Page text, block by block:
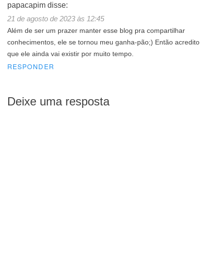
papacapim disse:
21 de agosto de 2023 às 12:45
Além de ser um prazer manter esse blog pra compartilhar
conhecimentos, ele se tornou meu ganha-pão;) Então acredito
que ele ainda vai existir por muito tempo.
RESPONDER
Deixe uma resposta